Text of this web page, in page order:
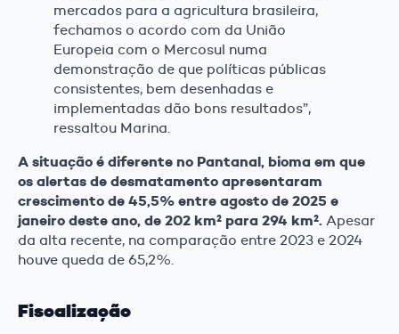
mercados para a agricultura brasileira,
fechamos o acordo com da União
Europeia com o Mercosul numa
demonstração de que políticas públicas
consistentes, bem desenhadas e
implementadas dão bons resultados”,
ressaltou Marina.
A situação é diferente no Pantanal, bioma em que
os alertas de desmatamento apresentaram
crescimento de 45,5% entre agosto de 2025 e
janeiro deste ano, de 202 km² para 294 km². Apesar
da alta recente, na comparação entre 2023 e 2024
houve queda de 65,2%.
Fiscalização